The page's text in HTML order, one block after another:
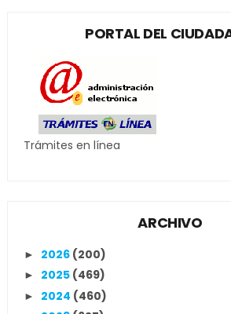
PORTAL DEL
Trámites en línea
ARCHIVO
► 2026 (200)
► 2025 (469)
► 2024 (460)